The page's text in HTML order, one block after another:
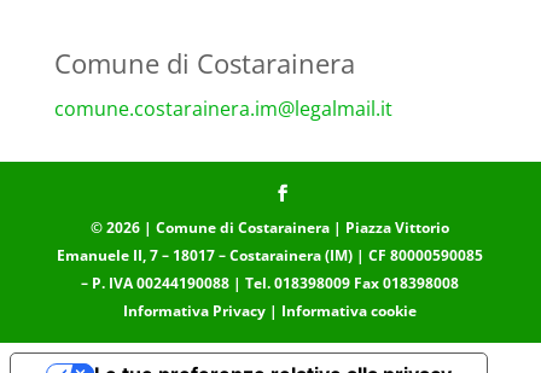
Comune di Costarainera
comune.costarainera.im@legalmail.it
© 2026 | Comune di Costarainera | Piazza Vittorio
Emanuele II, 7 – 18017 – Costarainera (IM) | CF 80000590085
– P. IVA 00244190088 | Tel. 018398009 Fax 018398008
Informativa Privacy | Informativa cookie